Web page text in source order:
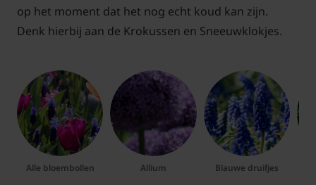
op het moment dat het nog echt koud kan zijn.
Denk hierbij aan de Krokussen en Sneeuwklokjes.
Alle bloembollen Allium Blauwe druifjes